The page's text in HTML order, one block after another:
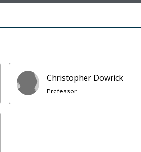
Christopher Dowrick
Professor